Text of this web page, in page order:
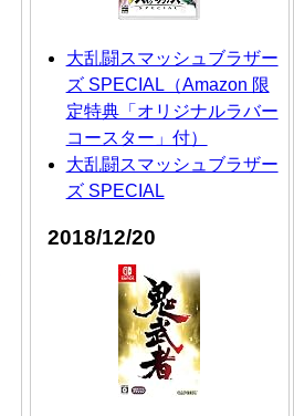
大乱闘スマッシュブラザー
ズ SPECIAL（Amazon 限
定特典「オリジナルラバー
コースター」付）
大乱闘スマッシュブラザー
ズ SPECIAL
2018/12/20